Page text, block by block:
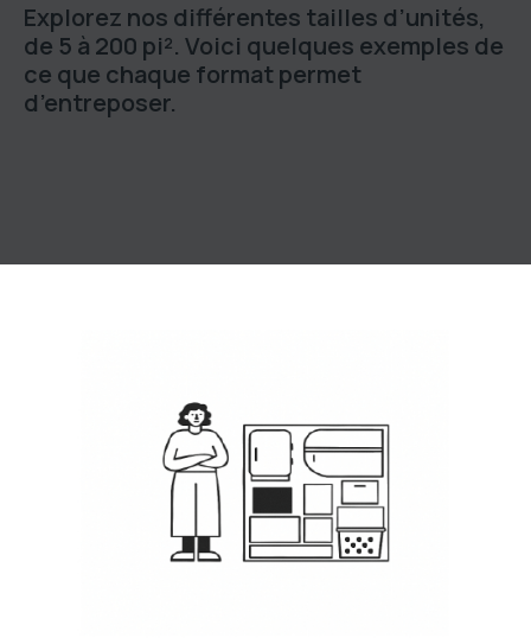
Explorez nos différentes tailles d’unités,
de 5 à 200 pi². Voici quelques exemples de
ce que chaque format permet
d’entreposer.